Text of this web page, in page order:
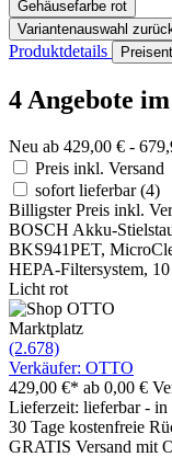
Gehäusefarbe rot
Variantenauswahl
Produktdetails
4 Angebote
Neu ab 429,00 € -
Preis inkl. Versand
sofort lieferbar(4)
Billigster Preis inkl.
BOSCH Akku-
BKS941PET,
HEPA-Filtersystem,
Licht rot
Marktplatz
(2.678)
Verkäufer: OTTO
429,00 €* ab 0,00 €
Lieferzeit: lieferbar -
30 Tage kostenfreie
GRATIS Versand mit